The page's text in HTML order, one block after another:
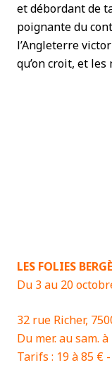
et débordant de
poignante du
l’Angleterre
qu’on croit, et
LES FOLIES
Du 3 au 20
32 rue Richer,
Du mer. au sam.
Tarifs : 19 à 85 €